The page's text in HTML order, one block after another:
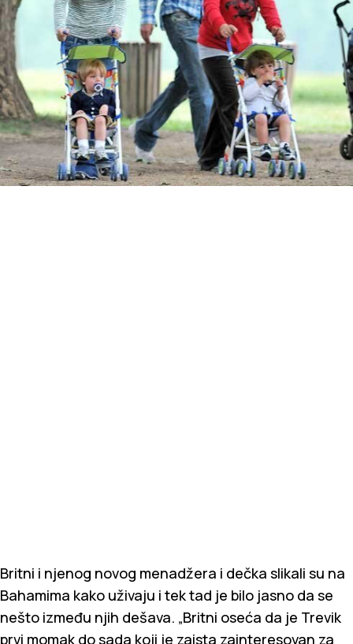
Britni i njenog novog menadžera i dečka slikali su na
Bahamima kako uživaju i tek tad je bilo jasno da se
nešto između njih dešava. „Britni oseća da je Trevik
prvi momak do sada koji je zaista zainteresovan za